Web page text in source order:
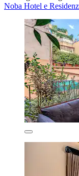
Noba Hotel e